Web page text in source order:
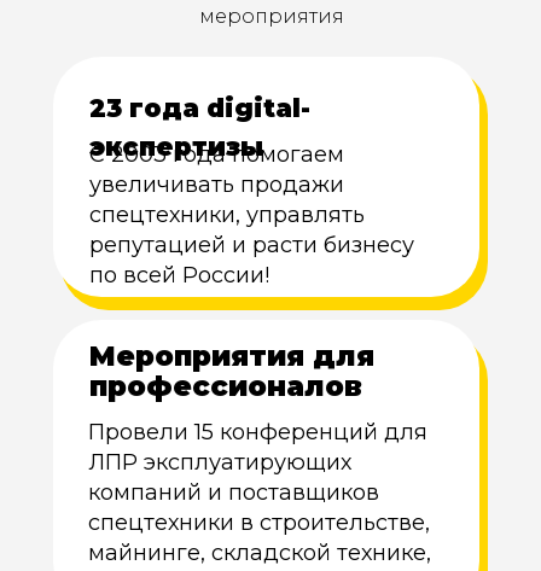
мероприятия
Провели 15 конференций для
ЛПР эксплуатирующих
компаний и поставщиков
спецтехники в строительстве,
майнинге, складской технике,
Мероприятия для
профессионалов
C 2003 года помогаем
увеличивать продажи
спецтехники, управлять
репутацией и расти бизнесу
по всей России!
23 года digital-
экспертизы